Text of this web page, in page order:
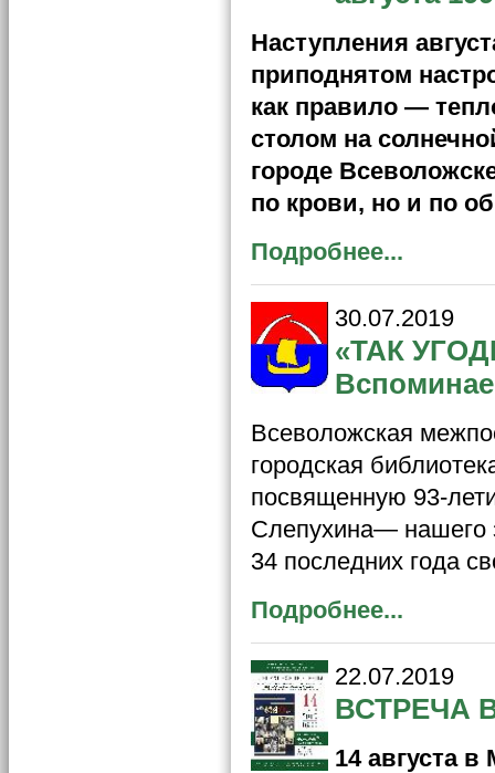
Наступления
приподнятом
как правило —
столом на
городе
по крови, но и по
Подробнее...
30.07.2019
«ТАК
Всеволожская
городская
посвященную 93-
Слепухина— нашего
34 последних года
Подробнее...
22.07.2019
ВСТРЕЧА
14 августа